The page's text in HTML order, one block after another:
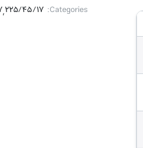
Categories: ۲۲۵/۴۵/۱۷,